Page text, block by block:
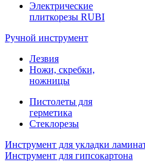
Электрические
плиткорезы RUBI
Ручной инструмент
Лезвия
Ножи, скребки,
ножницы
Пистолеты для
герметика
Стеклорезы
Инструмент для укладки
Инструмент для гипсокартона